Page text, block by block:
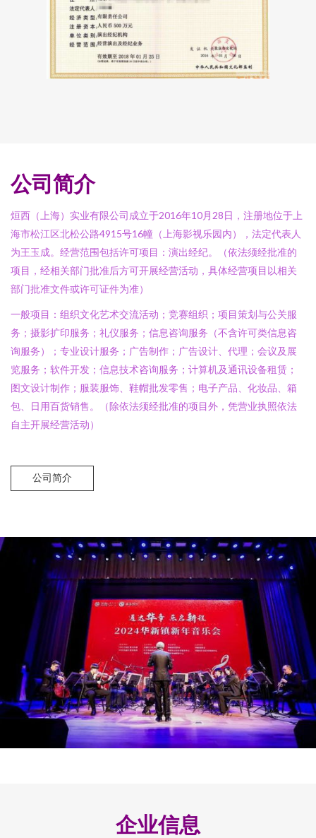
公司简介
烜西（上海）实业有限公司成立于2016年10月28日，注册地位于上
海市松江区北松公路4915号16幢（上海影视乐园内），法定代表人
为王玉成。经营范围包括许可项目：演出经纪。（依法须经批准的
项目，经相关部门批准后方可开展经营活动，具体经营项目以相关
部门批准文件或许可证件为准）
一般项目：组织文化艺术交流活动；竞赛组织；项目策划与公关服
务；摄影扩印服务；礼仪服务；信息咨询服务（不含许可类信息咨
询服务）；专业设计服务；广告制作；广告设计、代理；会议及展
览服务；软件开发；信息技术咨询服务；计算机及通讯设备租赁；
图文设计制作；服装服饰、鞋帽批发零售；电子产品、化妆品、箱
包、日用百货销售。（除依法须经批准的项目外，凭营业执照依法
自主开展经营活动）
公司简介
企业信息